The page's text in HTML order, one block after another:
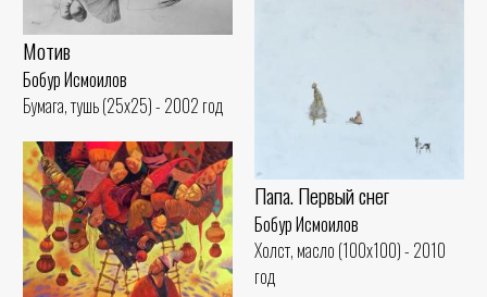
Мотив
Бобур Исмоилов
Бумага, тушь (25x25) - 2002 год
Папа. Первый снег
Бобур Исмоилов
Холст, масло (100x100) - 2010
год